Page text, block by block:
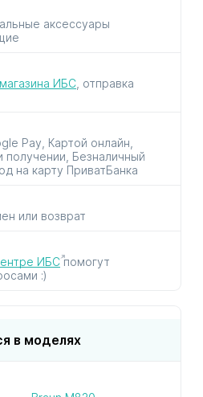
аксессуары
магазина ИБС , отправка
Pay, Картой онлайн,
получении, Безналичный
на карту ПриватБанка
или возврат
ИБСпомогут
:)
в моделях